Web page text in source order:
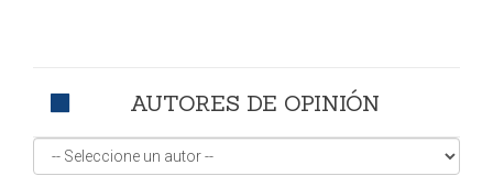
AUTORES DE OPINIÓN